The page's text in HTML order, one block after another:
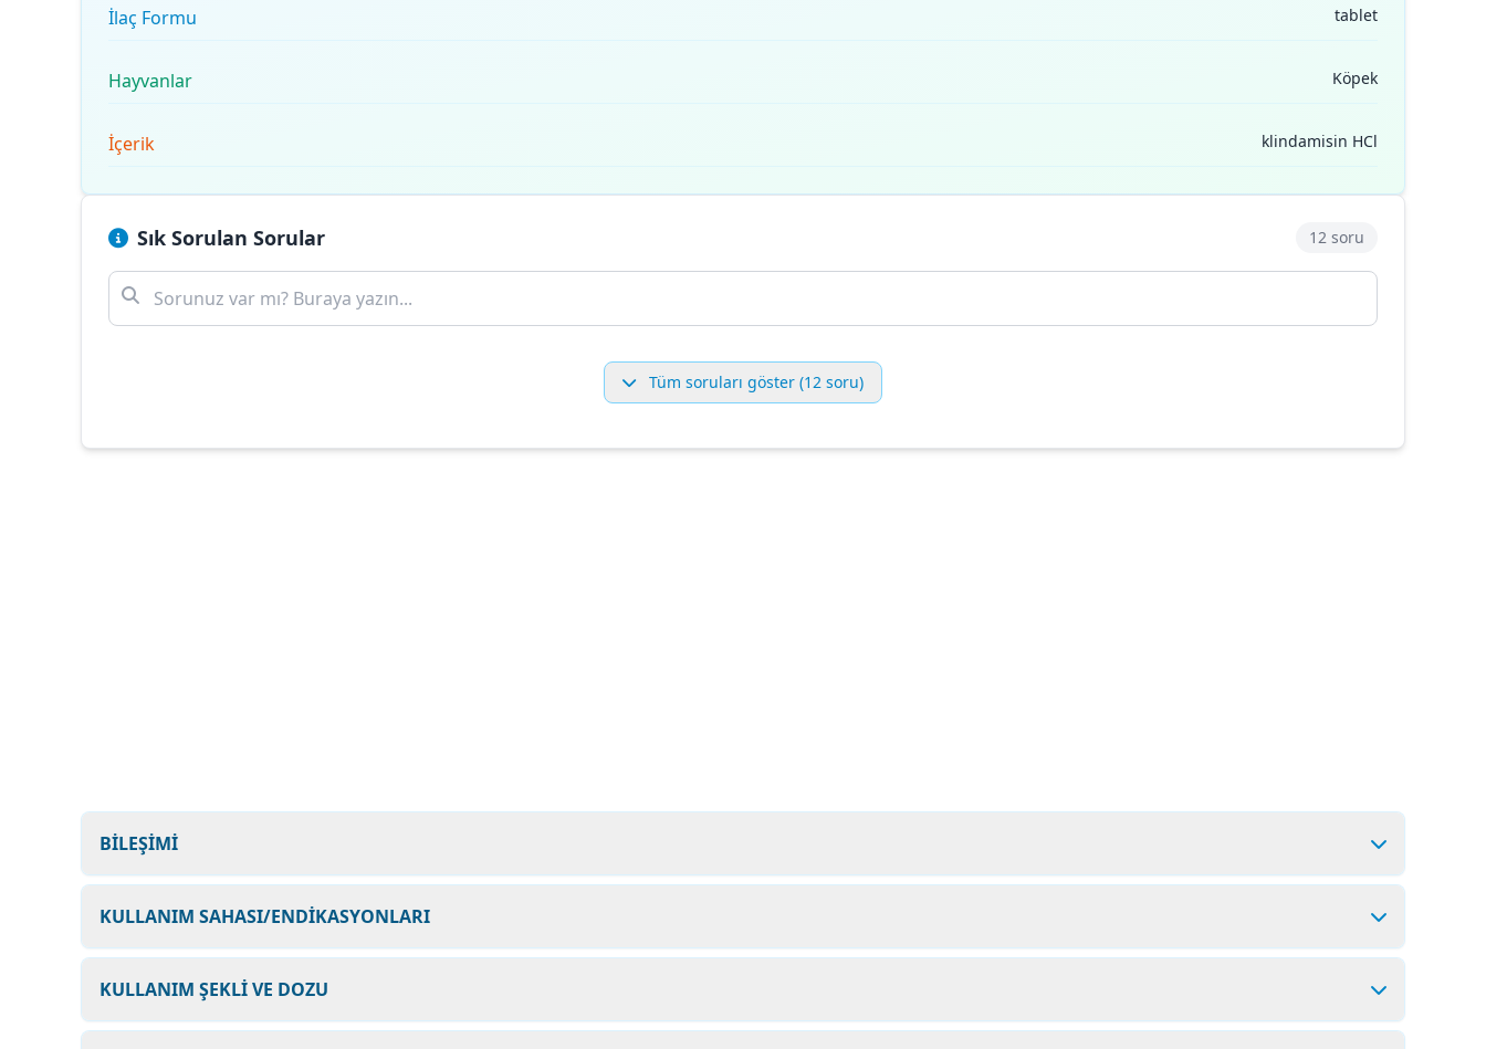
İlaç Formu tablet
Hayvanlar Köpek
İçerik klindamisin HCl
Sık Sorulan Sorular 12 soru
Tüm soruları göster (12 soru)
BİLEŞİMİ
KULLANIM SAHASI/ENDİKASYONLARI
KULLANIM ŞEKLİ VE DOZU